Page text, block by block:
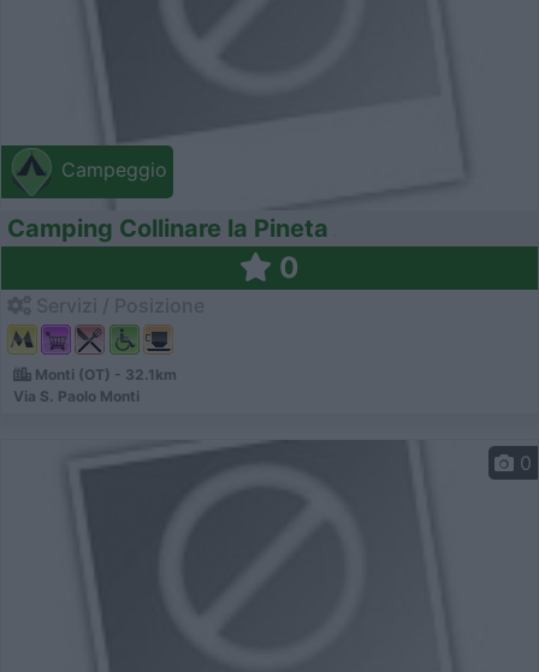
Campeggio
Camping Collinare la Pineta
0
Monti (OT) - 32.1km
Via S. Paolo Monti
0